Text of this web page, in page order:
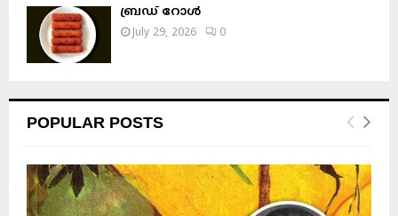
ബ്രഡ് റോൾ
July 29, 2026 0
POPULAR POSTS